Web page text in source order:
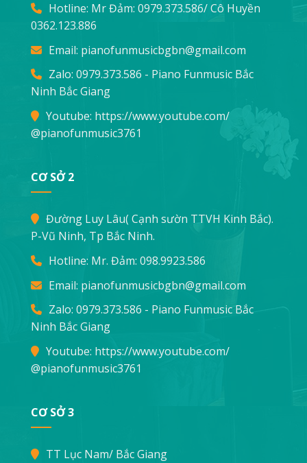
Hotline: Mr Đảm: 0979.373.586/ Cô Huyền
0362.123.886
Email: pianofunmusicbgbn@gmail.com
Zalo: 0979.373.586 - Piano Funmusic Bắc
Ninh Bắc Giang
Youtube: https://www.youtube.com/
@pianofunmusic3761
CƠ SỞ 2
Đường Luy Lâu( Cạnh sườn TTVH Kinh Bắc).
P-Vũ Ninh, Tp Bắc Ninh.
Hotline: Mr. Đảm: 098.9923.586
Email: pianofunmusicbgbn@gmail.com
Zalo: 0979.373.586 - Piano Funmusic Bắc
Ninh Bắc Giang
Youtube: https://www.youtube.com/
@pianofunmusic3761
CƠ SỞ 3
TT Lục Nam/ Bắc Giang